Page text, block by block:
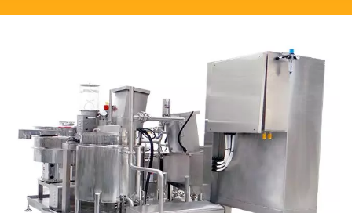
ด้านเครื่องจักรผลิตเต้าหู้
และนมถั่วเหลืองอัตโนมัติ
ที่ให้ความสำคัญสูงสุดกับ
ความปลอดภัยด้านอาหาร.